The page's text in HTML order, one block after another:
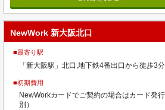
NewWork 新大阪北口
■最寄り駅
「新大阪駅」北口,地下鉄4番出口から徒歩3分
■初期費用
NewWorkカードでご契約の場合はカード発
別）